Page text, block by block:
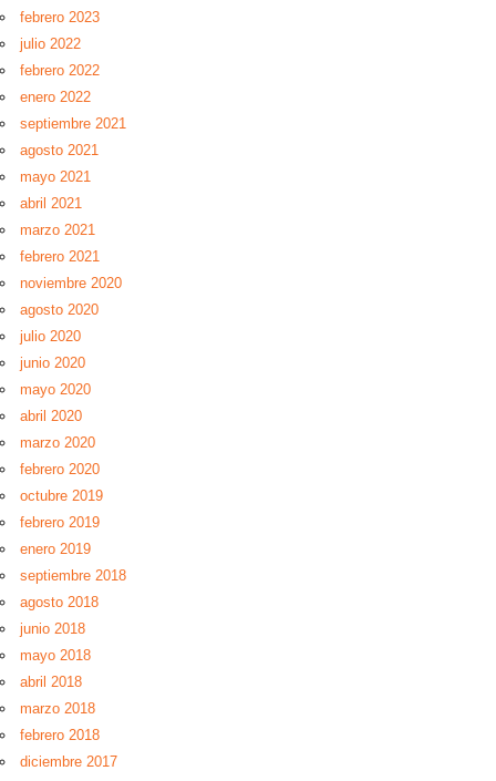
febrero 2023
julio 2022
febrero 2022
enero 2022
septiembre 2021
agosto 2021
mayo 2021
abril 2021
marzo 2021
febrero 2021
noviembre 2020
agosto 2020
julio 2020
junio 2020
mayo 2020
abril 2020
marzo 2020
febrero 2020
octubre 2019
febrero 2019
enero 2019
septiembre 2018
agosto 2018
junio 2018
mayo 2018
abril 2018
marzo 2018
febrero 2018
diciembre 2017